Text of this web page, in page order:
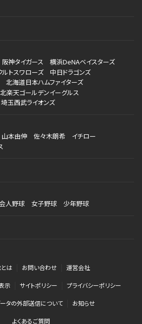
阪神タイガース
横浜DeNAベイスターズ
ルトスワローズ
中日ドラゴンズ
北海道日本ハムファイターズ
楽天ゴールデンイーグルス
埼玉西武ライオンズ
山本由伸 佐々木朗希
イチロー
人野球 女子野球 少年野球
は お問い合わせ 運営会社
示 サイトポリシー プライバシーポリシー
タの外部送信について お知らせ
よくあるご質問